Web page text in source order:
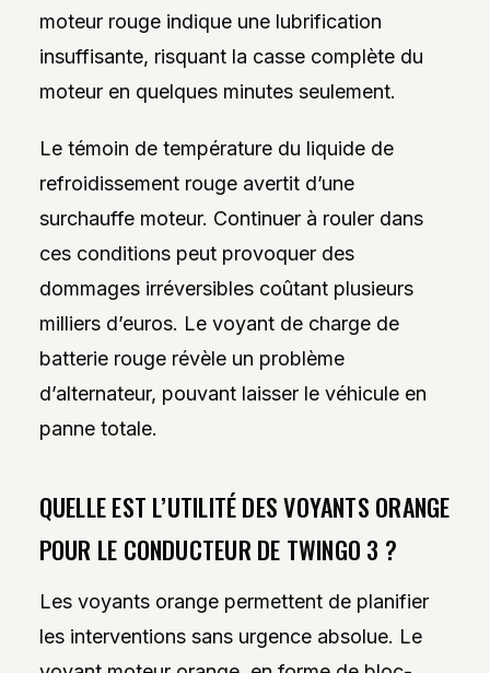
moteur rouge indique une lubrification
insuffisante, risquant la casse complète du
moteur en quelques minutes seulement.
Le témoin de température du liquide de
refroidissement rouge avertit d’une
surchauffe moteur. Continuer à rouler dans
ces conditions peut provoquer des
dommages irréversibles coûtant plusieurs
milliers d’euros. Le voyant de charge de
batterie rouge révèle un problème
d’alternateur, pouvant laisser le véhicule en
panne totale.
QUELLE EST L’UTILITÉ DES VOYANTS ORANGE
POUR LE CONDUCTEUR DE TWINGO 3 ?
Les voyants orange permettent de planifier
les interventions sans urgence absolue. Le